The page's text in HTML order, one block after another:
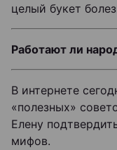
целый букет
Работают ли
В интернете
«полезных»
Елену
мифов.